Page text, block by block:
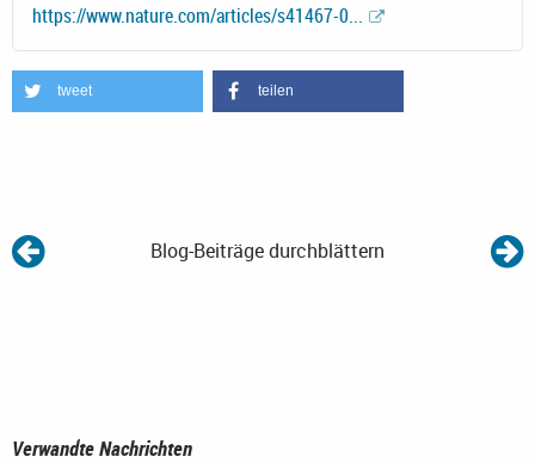
https://www.nature.com/articles/s41467-0...
tweet teilen
Blog-Beiträge durchblättern
Verwandte Nachrichten